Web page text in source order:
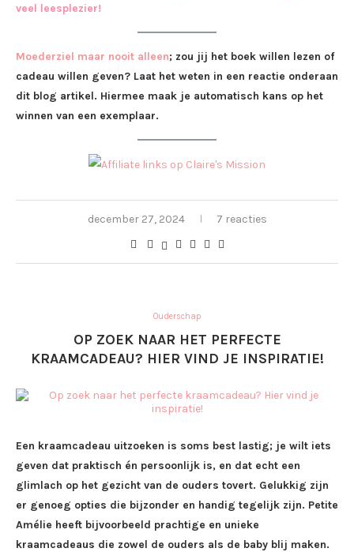
veel leesplezier!
Moederziel maar nooit alleen; zou jij het boek willen lezen of
cadeau willen geven? Laat het weten in een reactie onderaan
dit blog artikel. Hiermee maak je automatisch kans op het
winnen van een exemplaar.
december 27, 2024 7 reacties
Ouderschap
OP ZOEK NAAR HET PERFECTE
KRAAMCADEAU? HIER VIND JE INSPIRATIE!
Een kraamcadeau uitzoeken is soms best lastig; je wilt iets
geven dat praktisch én persoonlijk is, en dat echt een
glimlach op het gezicht van de ouders tovert. Gelukkig zijn
er genoeg opties die bijzonder en handig tegelijk zijn. Petite
Amélie heeft bijvoorbeeld prachtige en unieke
kraamcadeaus die zowel de ouders als de baby blij maken.